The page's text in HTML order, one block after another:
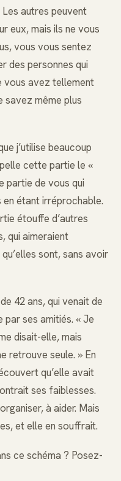
autres peuvent
eux, mais ils ne vous
vous vous sentez
des personnes qui
vous avez tellement
savez même plus
j’utilise beaucoup
cette partie le «
partie de vous qui
étant irréprochable.
étouffe d’autres
qui aimeraient
sont, sans avoir
42 ans, qui venait de
par ses amitiés. « Je
disait-elle, mais
retrouve seule. » En
qu’elle avait
ses faiblesses.
à aider. Mais
et elle en souffrait.
ce schéma ? Posez-